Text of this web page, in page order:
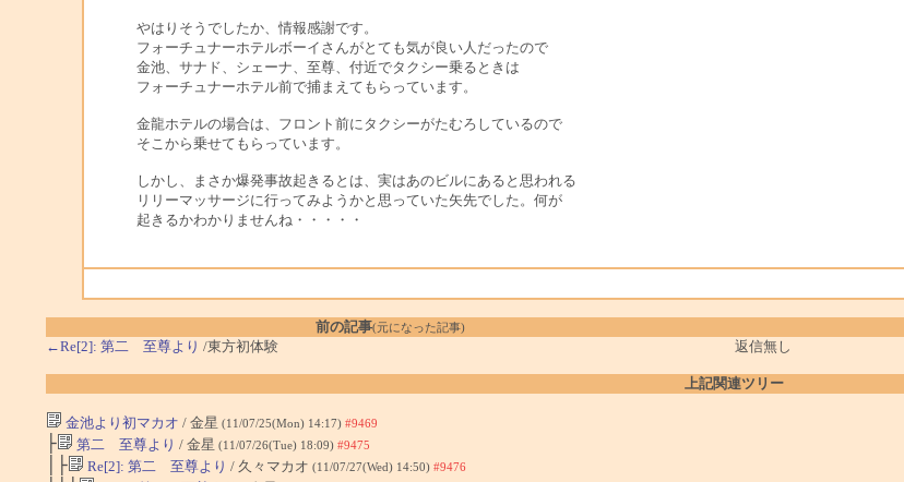
やはりそうでしたか、情報感謝です。
フォーチュナーホテルボーイさんがとても気が良い人だったので
金池、サナド、シェーナ、至尊、付近でタクシー乗るときは
フォーチュナーホテル前で捕まえてもらっています。
金龍ホテルの場合は、フロント前にタクシーがたむろしているので
そこから乗せてもらっています。
しかし、まさか爆発事故起きるとは、実はあのビルにあると思われる
リリーマッサージに行ってみようかと思っていた矢先でした。何が
起きるかわかりませんね・・・・・
前の記事(元になった記事)
←Re[2]: 第二 至尊より /東方初体験 返信無し
上記関連ツリー
金池より初マカオ / 金星 (11/07/25(Mon) 14:17) #9469
├ 第二 至尊より / 金星 (11/07/26(Tue) 18:09) #9475
│├ Re[2]: 第二 至尊より / 久々マカオ (11/07/27(Wed) 14:50) #9476